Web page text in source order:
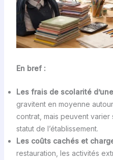
En bref :
Les frais de scolarité
gravitent en moyenne
contrat, mais peuvent
statut de l’établissement.
Les coûts cachés et
restauration, les activités